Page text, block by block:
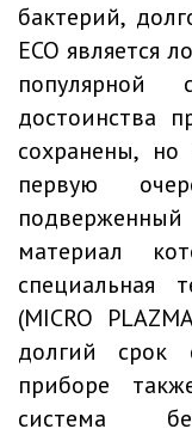
бактерий,
ECO является
популярной
достоинства
сохранены,
первую
материал
специальная
(MICRO
долгий срок
приборе
система